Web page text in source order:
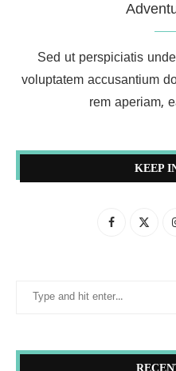
Sed ut perspiciatis
voluptatem accusantium
rem aperiam,
KEEP